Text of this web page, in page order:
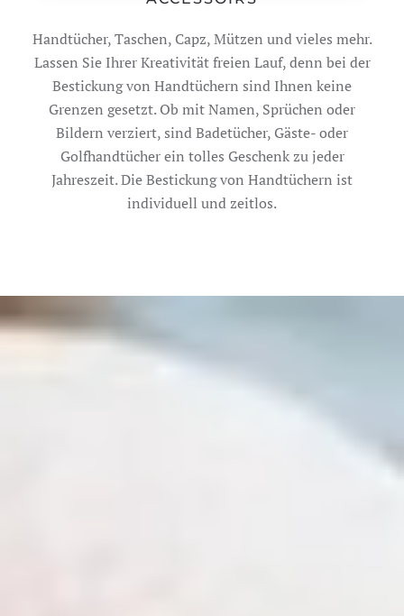
Handtücher, Taschen, Capz, Mützen und vieles mehr.
Lassen Sie Ihrer Kreativität freien Lauf, denn bei der
Bestickung von Handtüchern sind Ihnen keine
Grenzen gesetzt. Ob mit Namen, Sprüchen oder
Bildern verziert, sind Badetücher, Gäste- oder
Golfhandtücher ein tolles Geschenk zu jeder
Jahreszeit. Die Bestickung von Handtüchern ist
individuell und zeitlos.